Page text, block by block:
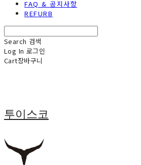
FAQ & 공지사항
REFURB
Search 검색
Log In 로그인
Cart장바구니
투이스코